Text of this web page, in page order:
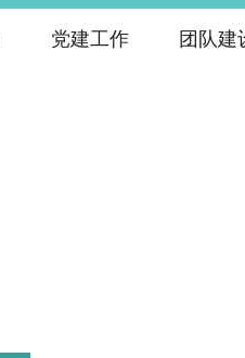
党建工作 团队建